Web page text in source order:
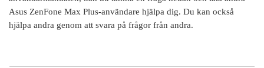
Asus ZenFone Max Plus-användare hjälpa dig. Du kan också
hjälpa andra genom att svara på frågor från andra.